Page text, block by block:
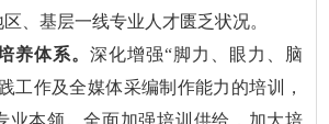
、基层一线专业人才匮乏状况。
养体系。深化增强“脚力、眼力、脑
工作及全媒体采编制作能力的培训，
业本领。全面加强培训供给，加大培